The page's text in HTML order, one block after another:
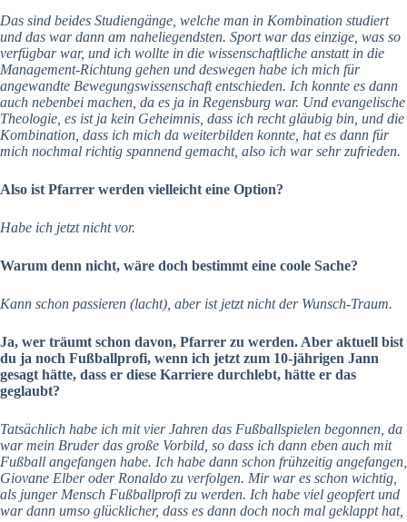
Das sind beides Studiengänge, welche man in Kombination studiert
und das war dann am naheliegendsten. Sport war das einzige, was so
verfügbar war, und ich wollte in die wissenschaftliche anstatt in die
Management-Richtung gehen und deswegen habe ich mich für
angewandte Bewegungswissenschaft entschieden. Ich konnte es dann
auch nebenbei machen, da es ja in Regensburg war. Und evangelische
Theologie, es ist ja kein Geheimnis, dass ich recht gläubig bin, und die
Kombination, dass ich mich da weiterbilden konnte, hat es dann für
mich nochmal richtig spannend gemacht, also ich war sehr zufrieden.
Also ist Pfarrer werden vielleicht eine Option?
Habe ich jetzt nicht vor.
Warum denn nicht, wäre doch bestimmt eine coole Sache?
Kann schon passieren (lacht), aber ist jetzt nicht der Wunsch-Traum.
Ja, wer träumt schon davon, Pfarrer zu werden. Aber aktuell bist
du ja noch Fußballprofi, wenn ich jetzt zum 10-jährigen Jann
gesagt hätte, dass er diese Karriere durchlebt, hätte er das
geglaubt?
Tatsächlich habe ich mit vier Jahren das Fußballspielen begonnen, da
war mein Bruder das große Vorbild, so dass ich dann eben auch mit
Fußball angefangen habe. Ich habe dann schon frühzeitig angefangen,
Giovane Elber oder Ronaldo zu verfolgen. Mir war es schon wichtig,
als junger Mensch Fußballprofi zu werden. Ich habe viel geopfert und
war dann umso glücklicher, dass es dann doch noch mal geklappt hat,